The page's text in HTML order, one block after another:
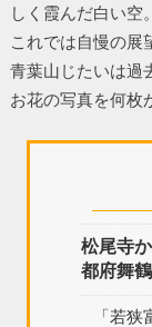
しく霞んだ白い空。
これでは自慢の展
青葉山じたいは過
お花の写真を何枚
松尾寺
都府舞
「若